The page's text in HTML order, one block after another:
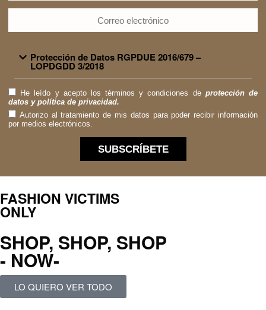
Protección de Datos RGPDUE 2016/679 –
LOPDGDD 3/2018
He leído y acepto los términos y condiciones de protección de
datos y política de privacidad.
Autorizo al tratamiento de mis datos para poder recibir información
por medios electrónicos.
SUBSCRÍBETE
FASHION VICTIMS
ONLY
SHOP, SHOP, SHOP
- NOW-
LO QUIERO VER TODO